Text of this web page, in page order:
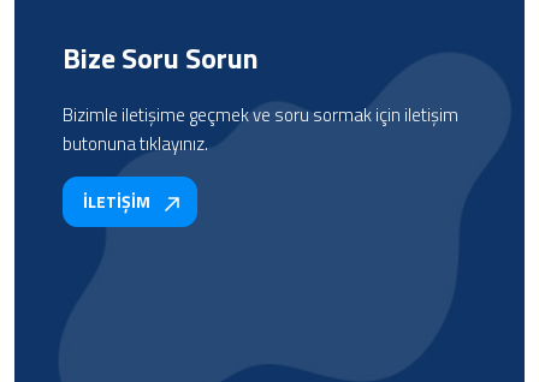
Bize Soru Sorun
Bizimle iletişime geçmek ve soru sormak için iletişim
butonuna tıklayınız.
İLETİŞİM